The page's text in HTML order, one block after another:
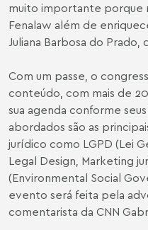
muito importante porque
Fenalaw além de
Juliana Barbosa do
Com um passe, o
conteúdo, com mais de
sua agenda conforme
abordados são as
jurídico como LGPD (Lei
Legal Design, Marketing
(Environmental Social
evento será feita pela
comentarista da CNN